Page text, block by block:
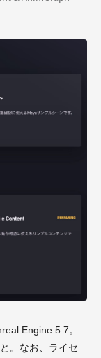
Engine 5.7。
。なお、ライセ